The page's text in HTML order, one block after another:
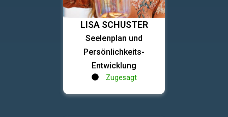
LISA SCHUSTER
Seelenplan und
Persönlichkeits-
Entwicklung
Zugesagt